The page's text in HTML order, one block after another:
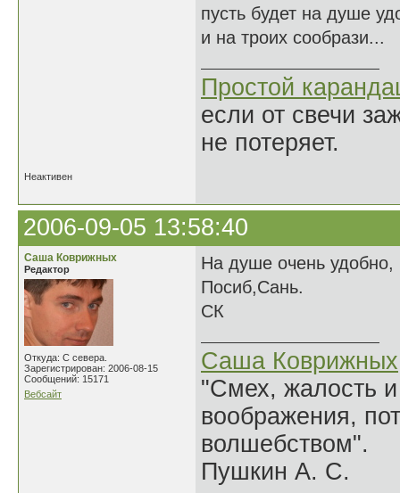
пусть будет на душе
и на троих сообрази...
Простой
если от свечи
не потеряет.
Неактивен
2006-09-05 13:58:40
Саша Коврижных
Редактор
Откуда: С севера.
Зарегистрирован: 2006-08-15
Сообщений: 15171
Вебсайт
На душе очень удобно,
Посиб,Сань.
СК
Саша Коврижных
"Смех, жалость
воображения,
волшебством".
Пушкин А. С.